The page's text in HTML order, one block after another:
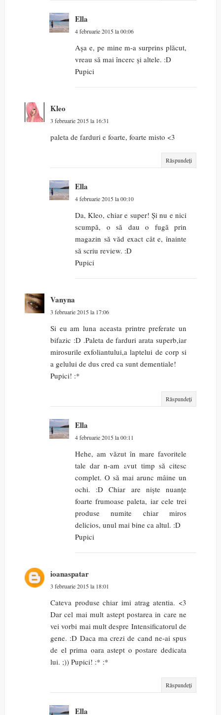
Ella
4 februarie 2015 la 00:06
Așa e, pe mine m-a surprins plăcut,
vreau să mai încerc și altele. :D
Pupici
Kleo
3 februarie 2015 la 16:31
paleta de farduri e foarte, foarte misto <3
Răspundeți
Ella
4 februarie 2015 la 00:10
Da, Kleo, chiar e super! Și nu e nici
scumpă, o să dau o fugă prin
magazin să văd exact cât e, înainte
să scriu review. :D
Pupici
Vanyna
3 februarie 2015 la 17:06
Si eu am luna aceasta printre preferate un
bifazic :D .Paleta de farduri arata superb,iar
mirosurile exfoliantului,a laptelui de corp si
a gelului de dus cred ca sunt dementiale!
Pupici! :*
Răspundeți
Ella
4 februarie 2015 la 00:11
Hehe, am văzut în mare favoritele
tale dar n-am avut timp să citesc
complet. O să mai arunc mâine un
ochi. :D Chiar are niște nuanțe
foarte frumoase paleta, iar cele trei
produse numite chiar miros
delicios, unul mai bine ca altul. :D
Pupici
ioanaspatar
3 februarie 2015 la 18:01
Cateva produse chiar imi atrag atentia. <3
Dar cel mai mult astept postarea in care ne
vei vorbi mai mult despre Intensificatorul de
gene. :D Daca ma crezi de cand ne-ai spus
de el prima oara astept o postare dedicata
lui. ;)) Pupici! :* :*
Răspundeți
Ella